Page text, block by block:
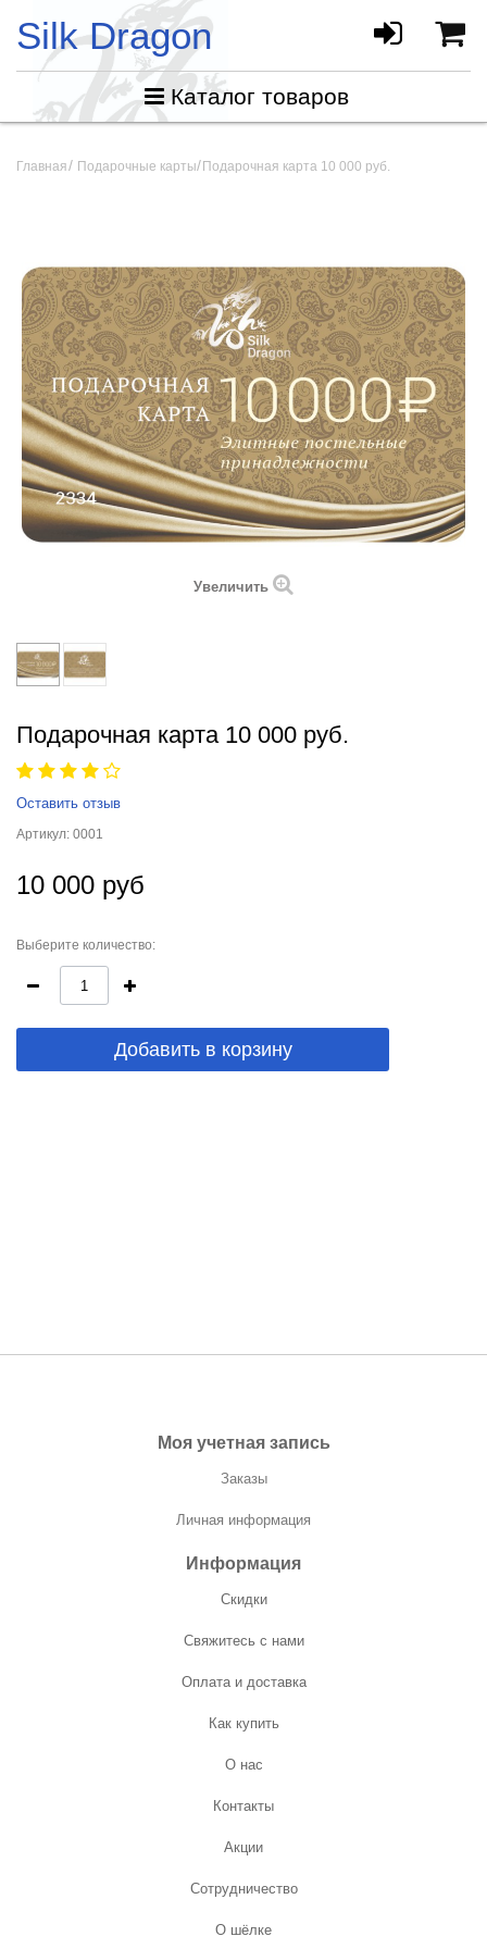
Silk Dragon
Каталог товаров
Главная Подарочные карты Подарочная карта 10 000 руб.
Увеличить
Подарочная карта 10 000 руб.
Оставить отзыв
Артикул: 0001
10 000 руб
Выберите количество:
Добавить в корзину
Моя учетная запись
Заказы
Личная информация
Информация
Скидки
Свяжитесь с нами
Оплата и доставка
Как купить
О нас
Контакты
Акции
Сотрудничество
О шёлке